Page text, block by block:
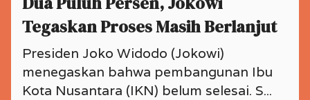
Tegaskan Proses Masih Berlanjut
Presiden Joko Widodo (Jokowi)
menegaskan bahwa pembangunan Ibu
Kota Nusantara (IKN) belum selesai. S...